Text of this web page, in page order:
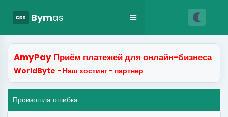
css Bymas nightlight
AmyPay Приём платежей для онлайн-бизнеса
WorldByte - Наш хостинг - партнер
Произошла ошибка